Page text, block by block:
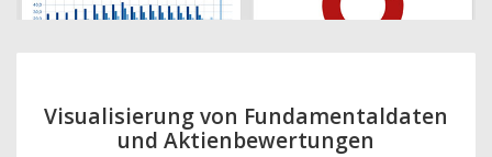
Visualisierung von Fundamentaldaten
und Aktienbewertungen